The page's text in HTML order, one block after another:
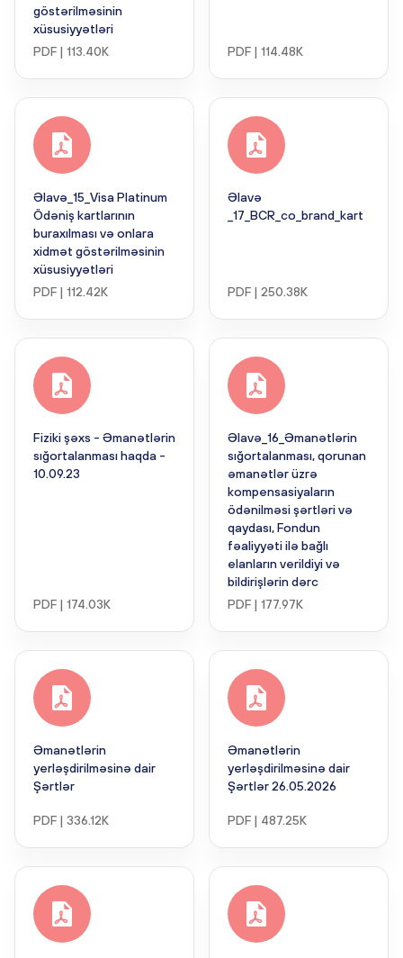
göstərilməsinin
xüsusiyyətləri
PDF | 113.40K
PDF | 114.48K
Əlavə_15_Visa Platinum
Ödəniş kartlarının
buraxılması və onlara
xidmət göstərilməsinin
xüsusiyyətləri
PDF | 112.42K
Əlavə
_17_BCR_co_brand_kart
PDF | 250.38K
Fiziki şəxs - Əmanətlərin
sığortalanması haqda -
10.09.23
PDF | 174.03K
Əlavə_16_Əmanətlərin
sığortalanması, qorunan
əmanətlər üzrə
kompensasiyaların
ödənilməsi şərtləri və
qaydası, Fondun
fəaliyyəti ilə bağlı
elanların verildiyi və
bildirişlərin dərc
PDF | 177.97K
Əmanətlərin
yerləşdirilməsinə dair
Şərtlər
PDF | 336.12K
Əmanətlərin
yerləşdirilməsinə dair
Şərtlər 26.05.2026
PDF | 487.25K